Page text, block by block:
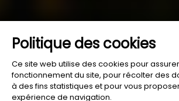
Politique des cookies
Ce site web utilise des cookies pour
fonctionnement du site, pour récolter des
à des fins statistiques et pour vous
expérience de navigation.